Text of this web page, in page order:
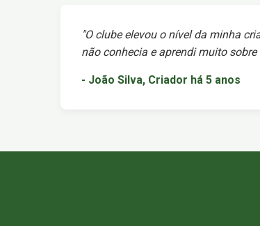
"O clube elevou o nível da minha
não conhecia e aprendi muito
- João Silva, Criador há 5 anos